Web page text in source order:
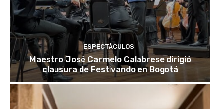
ESPECTÁCULOS
Maestro José Carmelo Calabrese dirigió
clausura de Festivando en Bogotá